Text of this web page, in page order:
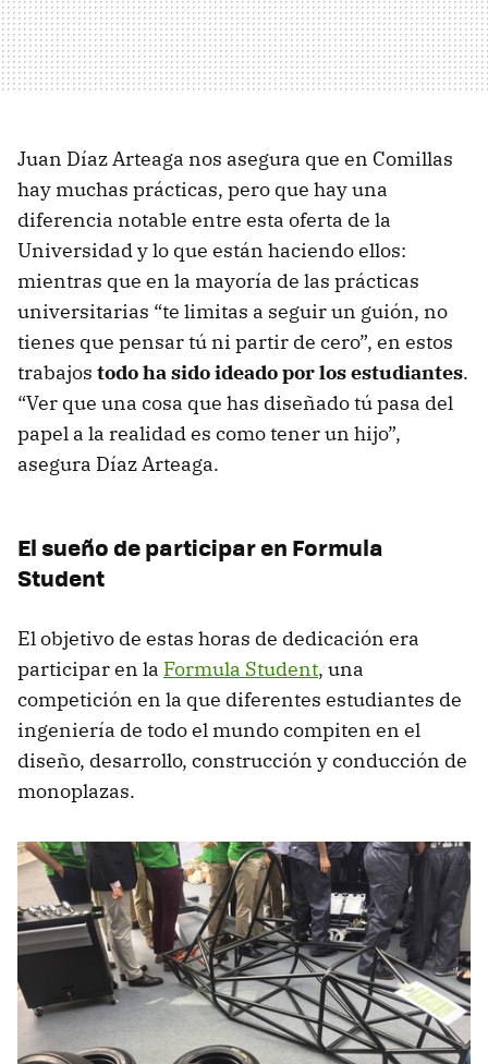
Juan Díaz Arteaga nos asegura que en Comillas
hay muchas prácticas, pero que hay una
diferencia notable entre esta oferta de la
Universidad y lo que están haciendo ellos:
mientras que en la mayoría de las prácticas
universitarias “te limitas a seguir un guión, no
tienes que pensar tú ni partir de cero”, en estos
trabajos todo ha sido ideado por los estudiantes.
“Ver que una cosa que has diseñado tú pasa del
papel a la realidad es como tener un hijo”,
asegura Díaz Arteaga.
El sueño de participar en Formula
Student
El objetivo de estas horas de dedicación era
participar en la Formula Student, una
competición en la que diferentes estudiantes de
ingeniería de todo el mundo compiten en el
diseño, desarrollo, construcción y conducción de
monoplazas.